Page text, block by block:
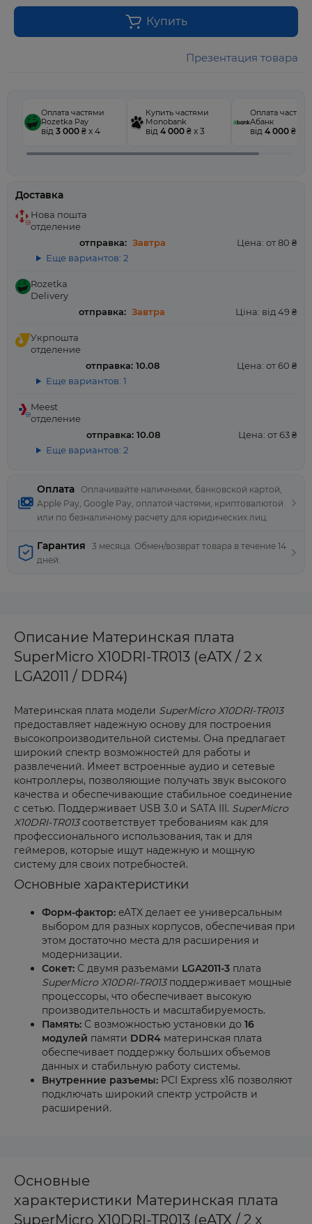
Купить
Презентация товара
Оплата
Оплачивайте наличными, банковской картой,
Apple Pay, Google Pay, оплатой частями, криптовалютой
или по безналичному расчету для юридических лиц.
Оплата частями
Rozetka Pay
від 3 000 ₴ x 4
Купить частями
Monobank
від 4 000 ₴ x 3
Оплата
Абанк
від 4 000 ₴ x 3
Доставка
Нова пошта
отделение
отправка: Завтра
Цена: от 80 ₴
Еще вариантов: 2
Rozetka
Delivery
отправка: Завтра Ціна: від 49 ₴
Укрпошта
отделение
отправка: 10.08
Цена: от 60 ₴
Еще вариантов: 1
Meest
отделение
отправка: 10.08
Цена: от 63 ₴
Еще вариантов: 2
Гарантия
3 месяца. Обмен/возврат товара в течение 14
дней.
Описание Материнская плата
SuperMicro X10DRI-TR013 (eATX / 2 x
LGA2011 / DDR4)
Материнская плата модели SuperMicro X10DRI-TR013
предоставляет надежную основу для построения
высокопроизводительной системы. Она предлагает
широкий спектр возможностей для работы и
развлечений. Имеет встроенные аудио и сетевые
контроллеры, позволяющие получать звук высокого
качества и обеспечивающие стабильное соединение
с сетью. Поддерживает USB 3.0 и SATA III. SuperMicro
X10DRI-TR013соответствует требованиям как для
профессионального использования, так и для
геймеров, которые ищут надежную и мощную
систему для своих потребностей.
Основные характеристики
Форм-фактор: eATX делает ее универсальным
выбором для разных корпусов, обеспечивая при
этом достаточно места для расширения и
модернизации.
Сокет: С двумя разъемами LGA2011-3 плата
SuperMicro X10DRI-TR013поддерживает мощные
процессоры, что обеспечивает высокую
производительность и масштабируемость.
Память: С возможностью установки до 16
модулей памяти DDR4 материнская плата
обеспечивает поддержку больших объемов
данных и стабильную работу системы.
Внутренние разъемы: PCI Express x16 позволяют
подключать широкий спектр устройств и
расширений.
Основные
характеристики Материнская плата
SuperMicro X10DRI-TR013 (eATX / 2 x